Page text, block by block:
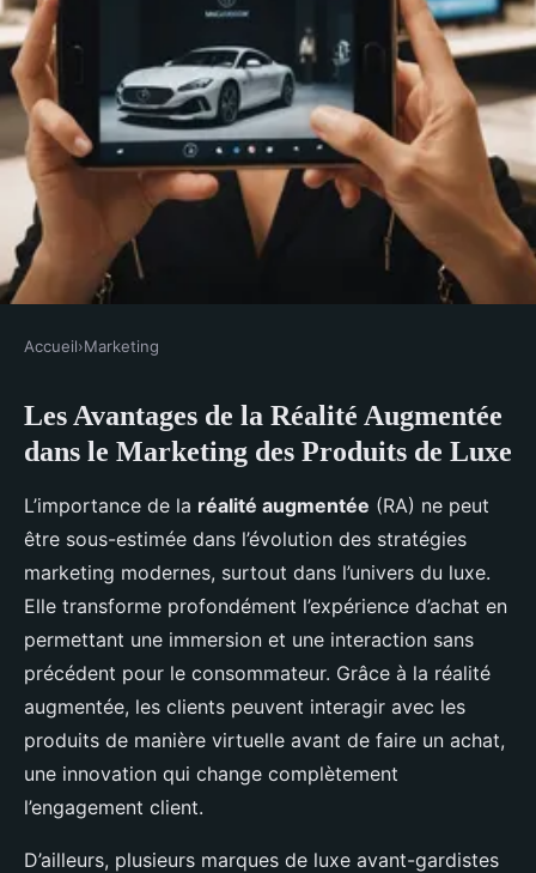
Les Bénéfices Inédits de la
Réalité Augmentée dans le
Marketing des Produits de Luxe
Joseph 9 janvier 2025• 6 min de lecture
Accueil›Marketing
Les Avantages de la Réalité Augmentée
dans le Marketing des Produits de Luxe
L’importance de la réalité augmentée (RA) ne peut
être sous-estimée dans l’évolution des stratégies
marketing modernes, surtout dans l’univers du luxe.
Elle transforme profondément l’expérience d’achat en
permettant une immersion et une interaction sans
précédent pour le consommateur. Grâce à la réalité
augmentée, les clients peuvent interagir avec les
produits de manière virtuelle avant de faire un achat,
une innovation qui change complètement
l’engagement client.
D’ailleurs, plusieurs marques de luxe avant-gardistes